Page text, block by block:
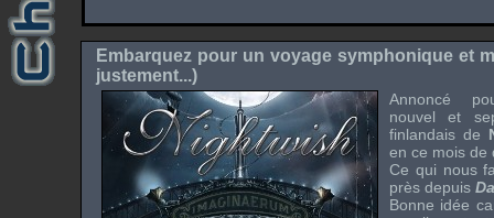
Embarquez pour un voyage symphonique et
justement...)
Annoncé
nouvel et
finlandais de
en ce mois de
Ce qui nous
près depuis
Bonne idée